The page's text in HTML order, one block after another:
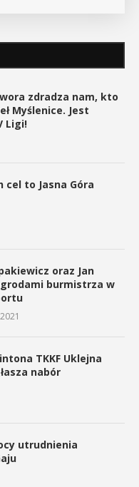
zdradza nam, kto
Myślenice. Jest
Ligi!
cel to Jasna Góra
oraz Jan
burmistrza w
TKKF Uklejna
nabór
utrudnienia